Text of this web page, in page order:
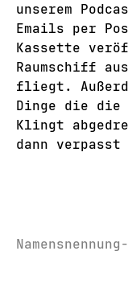
unserem
Emails per
Kassette
Raumschiff
fliegt.
Dinge die die
Klingt
dann